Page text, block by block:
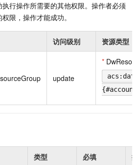
行操作所需要的其他权限。操作者必须
限，操作才能成功。
访问级别 资源类型
update
*
类型 必填